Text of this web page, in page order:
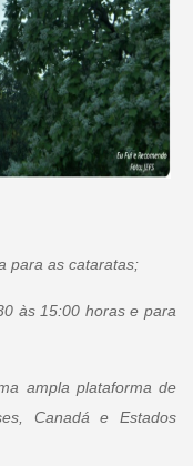
para as cataratas;
às 15:00 horas e para
ampla plataforma de
Canadá e Estados